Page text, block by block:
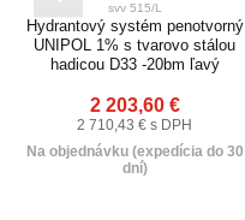
svv 515/L
Hydrantový systém penotvorný
UNIPOL 1% s tvarovo stálou
hadicou D33 -20bm ľavý
2 203,60 €
2 710,43 € s DPH
Na objednávku (expedícia do 30
dní)